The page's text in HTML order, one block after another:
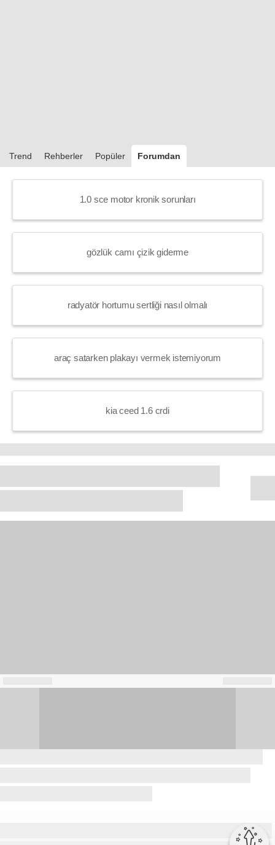
Trend Rehberler Popüler Forumdan
1.0 sce motor kronik sorunları
gözlük camı çizik giderme
radyatör hortumu sertliği nasıl olmalı
araç satarken plakayı vermek istemiyorum
kia ceed 1.6 crdi